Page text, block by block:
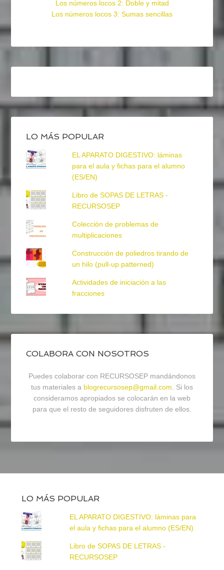
Los números locos 2: Doble y mitad
Los números locos 3: Sumas sencillas
LO MÁS POPULAR
EL APARATO DIGESTIVO: láminas
para el aula y fichas para el alumno
(ES/EN)
Libro de SOPAS DE LETRAS -
RECURSOSEP
Colección de problemas de
multiplicaciones
Construcción de poliedros tirando de
un hilo (pull-up patterned)
Actividades de iniciación a las
fracciones
COLABORA CON NOSOTROS
Puedes colaborar con RECURSOSEP mandándonos
tus materiales a blogrecursosep@gmail.com. Si los
consideramos apropiados se colocarán en la web
para que el resto de seguidores disfruten de ellos.
LO MÁS POPULAR
EL APARATO DIGESTIVO: láminas para
el aula y fichas para el alumno (ES/EN)
Libro de SOPAS DE LETRAS -
RECURSOSEP